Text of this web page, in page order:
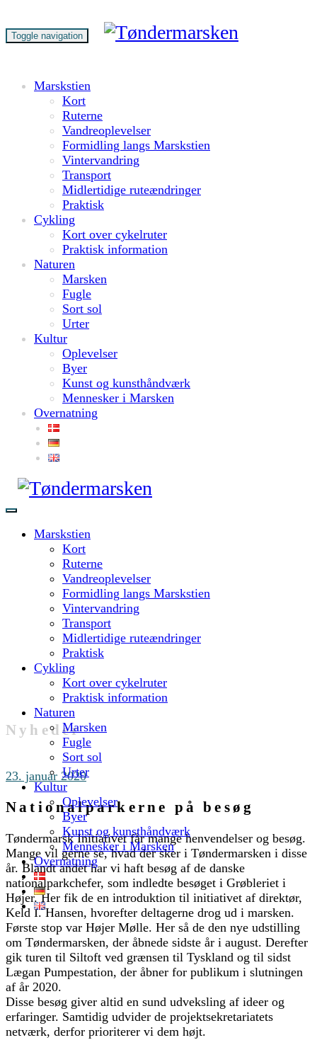
Toggle navigation
Marskstien
Kort
Ruterne
Vandreoplevelser
Formidling langs Marskstien
Vintervandring
Transport
Midlertidige ruteændringer
Praktisk
Cykling
Kort over cykelruter
Praktisk information
Naturen
Marsken
Fugle
Sort sol
Urter
Kultur
Oplevelser
Byer
Kunst og kunsthåndværk
Mennesker i Marsken
Overnatning
Marskstien
Kort
Ruterne
Vandreoplevelser
Formidling langs Marskstien
Vintervandring
Transport
Midlertidige ruteændringer
Praktisk
Cykling
Kort over cykelruter
Praktisk information
Naturen
Marsken
Fugle
Sort sol
Urter
Kultur
Oplevelser
Byer
Kunst og kunsthåndværk
Mennesker i Marsken
Overnatning
Nyheder
23. januar 2020
Nationalparkerne på besøg
Tøndermarsk Initiativet får mange henvendelser og besøg.
Mange vil gerne se, hvad der sker i Tøndermarsken i disse
år. Blandt andet har vi haft besøg af de danske
nationalparkchefer, som indledte besøget i Grøbleriet i
Højer. Her fik de en introduktion til initiativet af direktør,
Keld I. Hansen, hvorefter deltagerne drog ud i marsken.
Første stop var Højer Mølle. Her så de den nye udstilling
om Tøndermarsken, der åbnede sidste år i august. Derefter
gik turen til Siltoft ved grænsen til Tyskland og til sidst
Lægan Pumpestation, der åbner for publikum i slutningen
af år 2020.
Disse besøg giver altid en sund udveksling af ideer og
erfaringer. Samtidig udvider de projektsekretariatets
netværk, derfor prioriterer vi dem højt.